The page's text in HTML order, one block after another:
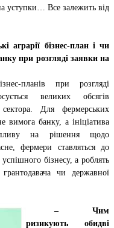
уступки… Все залежить від
аграрії бізнес-план і чи
при розгляді заявки на
планів при розгляді
великих обсягів
Для фермерських
вимога банку, а ініціатива
на рішення щодо
фермери ставляться до
бізнесу, а роблять
чи державної
– Чим
ризикують обидві